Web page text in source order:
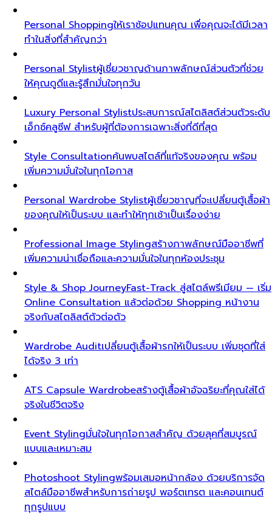
Personal Shoppingให้เราช้อปแทนคุณ เพื่อคุณจะได้มีเวลา
ทำในสิ่งที่สำคัญกว่า
Personal Stylistผู้เชี่ยวชาญด้านภาพลักษณ์ส่วนตัวที่ช่วย
ให้คุณดูดีและรู้สึกมั่นใจทุกวัน
Luxury Personal Stylistประสบการณ์สไตลิสต์ส่วนตัวระดับ
เอ็กซ์คลูซีฟ สำหรับผู้ที่ต้องการเฉพาะสิ่งที่ดีที่สุด
Style Consultationค้นพบสไตล์ที่แท้จริงของคุณ พร้อม
เพิ่มความมั่นใจในทุกโอกาส
Personal Wardrobe Stylistผู้เชี่ยวชาญที่จะเปลี่ยนตู้เสื้อผ้า
ของคุณให้เป็นระบบ และทำให้ทุกเช้าเป็นเรื่องง่าย
Professional Image Stylingสร้างภาพลักษณ์มืออาชีพที่
เพิ่มความน่าเชื่อถือและความมั่นใจในทุกห้องประชุม
Style & Shop JourneyFast-Track สู่สไตล์พรีเมียม — เริ่ม
Online Consultation แล้วต่อด้วย Shopping หน้างาน
จริงกับสไตลิสต์ตัวต่อตัว
Wardrobe Auditเปลี่ยนตู้เสื้อผ้ารกให้เป็นระบบ เพิ่มชุดที่ใส่
ได้จริง 3 เท่า
ATS Capsule Wardrobeสร้างตู้เสื้อผ้าอัจฉริยะที่คุณใส่ได้
จริงในชีวิตจริง
Event Stylingมั่นใจในทุกโอกาสสำคัญ ด้วยลุคที่สมบูรณ์
แบบและเหมาะสม
Photoshoot Stylingพร้อมเสมอหน้ากล้อง ด้วยบริการจัด
สไตล์มืออาชีพสำหรับการถ่ายรูป พอร์ตเทรต และคอนเทนต์
ทุกรูปแบบ